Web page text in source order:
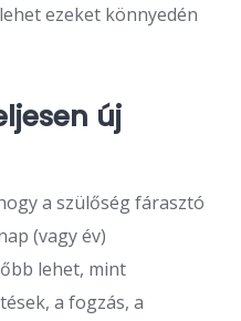
ezeket könnyedén
új
a szülőség fárasztó
(vagy év)
lehet, mint
a fogzás, a